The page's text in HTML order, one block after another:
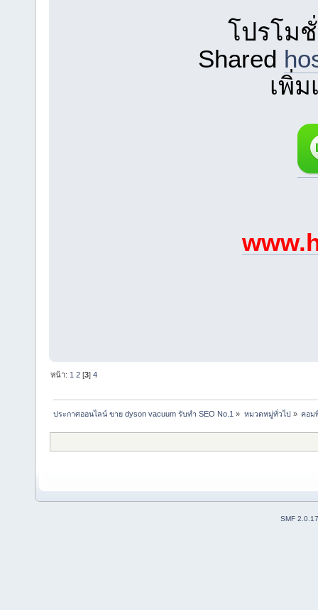
โปรโม
Shared
เพิ่
หน้า: 1 2 [3]4
ประกาศออนไลน์ ขาย dyson vacuum รับทำ SEO No.1 » หมวดหมู่ทั่วไป» คอม
SMF 2.0.17